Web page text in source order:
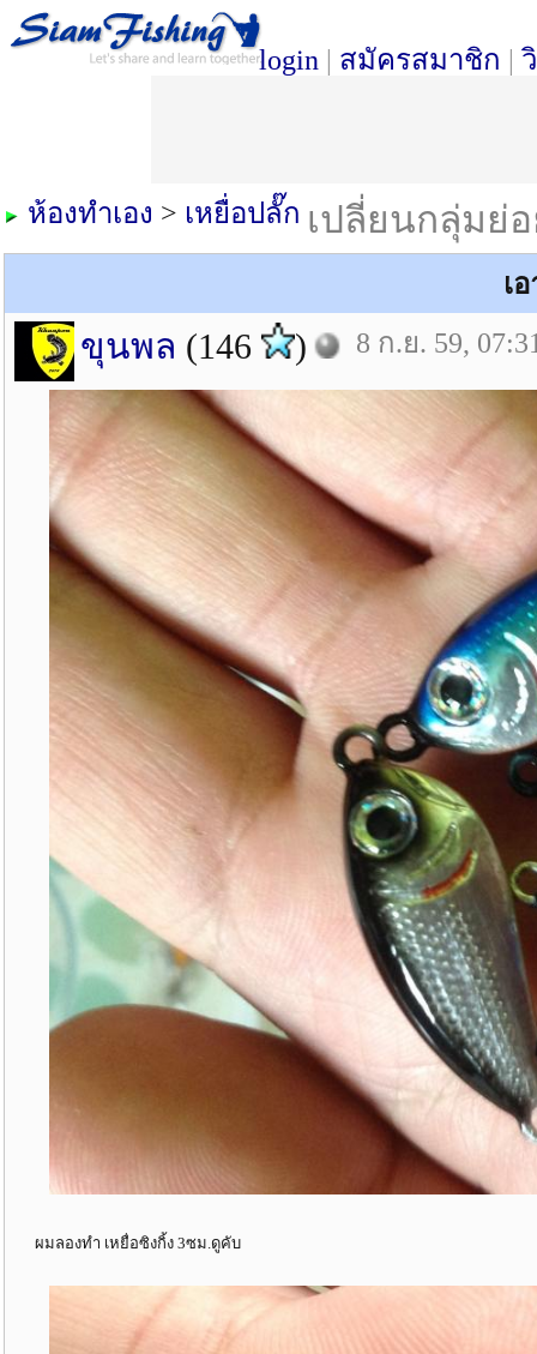
login | สมัครสมาชิก |
เปลี่ยนกลุ่มย่
ห้องทำเอง > เหยื่อปลั๊ก
เ
ขุนพล (146 ) 8 ก.ย. 59,
ผมลองทำ เหยื่อซิงกิ้ง 3ซม.ดูคับ